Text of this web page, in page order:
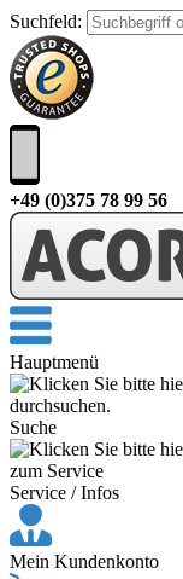
Suchfeld:
+49 (0)375 78 99 56
Hauptmenü
Suche
Service / Infos
Mein Kundenkonto